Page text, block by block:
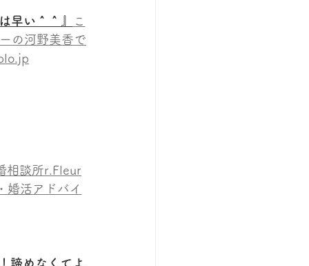
早い＾＾』
こ
の河野美香で
相談所r.Fleur
婚活アドバイ
諦めなくてよ